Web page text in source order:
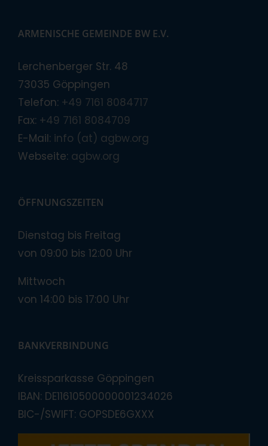
ARMENISCHE GEMEINDE BW E.V.
Lerchenberger Str. 48
73035 Göppingen
Telefon: +49 7161 8084717
Fax: +49 7161 8084709
E-Mail: info (at) agbw.org
Webseite: agbw.org
ÖFFNUNGSZEITEN
Dienstag bis Freitag
von 09:00 bis 12:00 Uhr
Mittwoch
von 14:00 bis 17:00 Uhr
BANKVERBINDUNG
Kreissparkasse Göppingen
IBAN: DE11610500000001234026
BIC-/SWIFT: GOPSDE6GXXX